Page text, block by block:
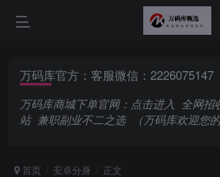
万码库官方：客服微信：2226075147
万码库商城下单官网： 点击进入 全网招
站 兼职副业不二之选 （万码库欢迎您
首页 安卓分身 正文